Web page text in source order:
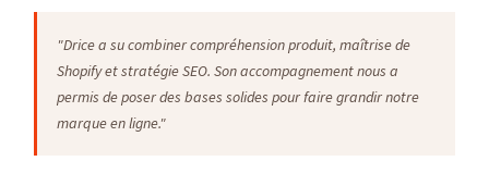
"Drice a su combiner compréhension produit, maîtrise de
Shopify et stratégie SEO. Son accompagnement nous a
permis de poser des bases solides pour faire grandir notre
marque en ligne."